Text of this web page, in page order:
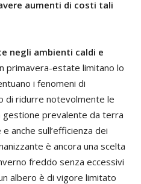
aumenti di costi tali
negli ambienti caldi e
primavera-estate limitano lo
i fenomeni di
di ridurre notevolmente le
gestione prevalente da terra
anche sull’efficienza dei
è ancora una scelta
freddo senza eccessivi
albero è di vigore limitato